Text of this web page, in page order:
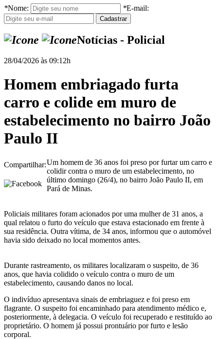
*Nome: *E-mail:
Notícias - Policial
28/04/2026 às 09:12h
Homem embriagado furta
carro e colide em muro de
estabelecimento no bairro João
Paulo II
Compartilhar:Um homem de 36 anos foi preso por furtar um carro e
colidir contra o muro de um estabelecimento, no
último domingo (26/4), no bairro João Paulo II, em
Pará de Minas.
Policiais militares foram acionados por uma mulher de 31 anos, a
qual relatou o furto do veículo que estava estacionado em frente à
sua residência. Outra vítima, de 34 anos, informou que o automóvel
havia sido deixado no local momentos antes.
Durante rastreamento, os militares localizaram o suspeito, de 36
anos, que havia colidido o veículo contra o muro de um
estabelecimento, causando danos no local.
O indivíduo apresentava sinais de embriaguez e foi preso em
flagrante. O suspeito foi encaminhado para atendimento médico e,
posteriormente, à delegacia. O veículo foi recuperado e restituído ao
proprietário. O homem já possui prontuário por furto e lesão
corporal.